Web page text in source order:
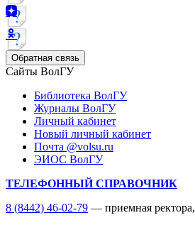
Обратная связь
Сайты ВолГУ
Библиотека ВолГУ
Журналы ВолГУ
Личный кабинет
Новый личный кабинет
Почта @volsu.ru
ЭИОС ВолГУ
ТЕЛЕФОННЫЙ СПРАВОЧНИК
8 (8442) 46-02-79 — приемная ректора,